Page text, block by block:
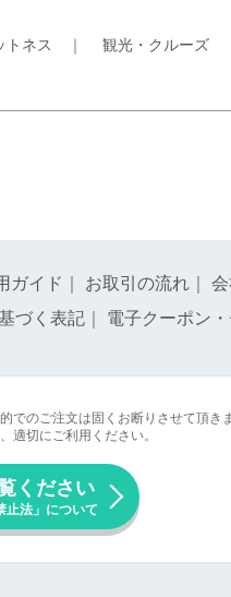
トネス ｜ 観光・クルーズ
ガイド お取引の流れ
づく表記 電子クーポン
でのご注文は固くお断りさせて頂き
適切にご利用ください。
ください
止法」について